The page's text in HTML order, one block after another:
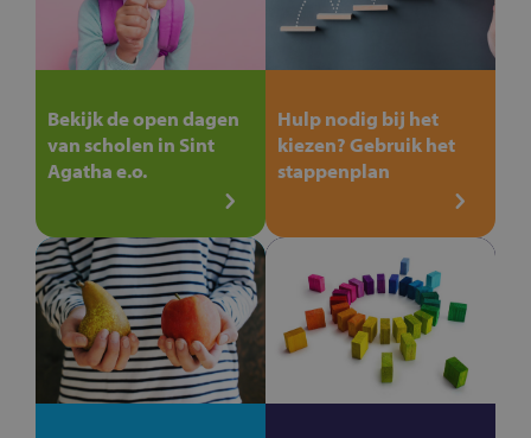
Bekijk de open dagen
van scholen in Sint
Agatha e.o.
Hulp nodig bij het
kiezen? Gebruik het
stappenplan